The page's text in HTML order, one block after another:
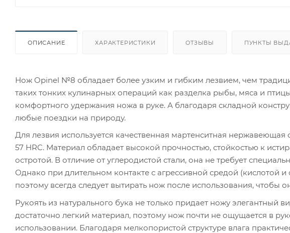
ОПИСАНИЕ ХАРАКТЕРИСТИКИ ОТЗЫВЫ ПУНКТЫ
Нож Opinel №8 обладает более узким и гибким лезвием, чем
таких тонких кулинарных операций как разделка рыбы, мяса и
комфортного удержания ножа в руке. А благодаря складной
любые поездки на природу.
Для лезвия используется качественная мартенситная нержавеющая
57 HRC. Материал обладает высокой прочностью, стойкостью к
остротой. В отличие от углеродистой стали, она не требует
Однако при длительном контакте с агрессивной средой (кислотой
поэтому всегда следует вытирать нож после использования, чтобы
Рукоять из натурального бука не только придает ножу элегантный
достаточно легкий материал, поэтому нож почти не ощущается в
использовании. Благодаря мелкопористой структуре влага